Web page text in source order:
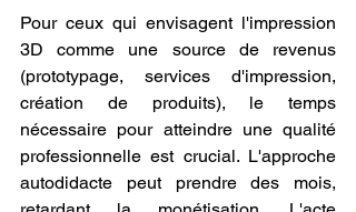
Pour ceux qui envisagent l'impression
3D comme une source de revenus
(prototypage, services d'impression,
création de produits), le temps
nécessaire pour atteindre une qualité
professionnelle est crucial. L'approche
autodidacte peut prendre des mois,